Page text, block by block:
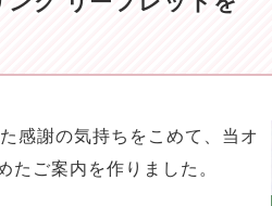
感謝の気持ちをこめて、当オ
たご案内を作りました。